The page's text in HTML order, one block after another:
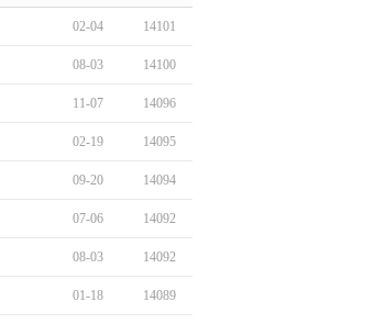
02-04 14101
08-03 14100
11-07 14096
02-19 14095
09-20 14094
07-06 14092
08-03 14092
01-18 14089